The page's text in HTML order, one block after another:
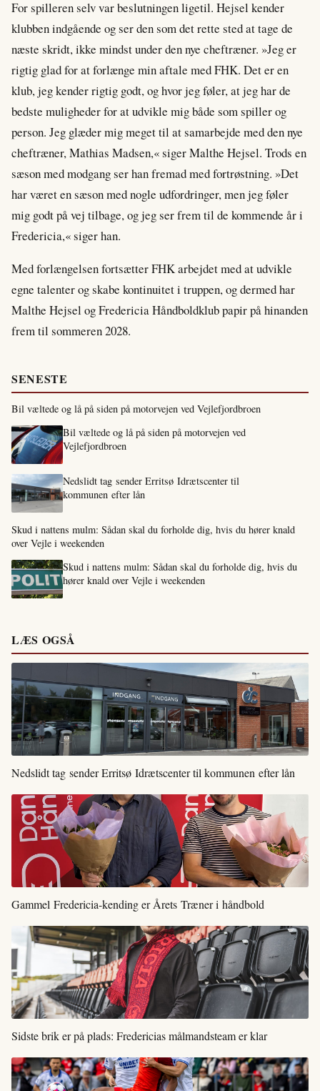
For spilleren selv var beslutningen ligetil. Hejsel kender
klubben indgående og ser den som det rette sted at tage de
næste skridt, ikke mindst under den nye cheftræner. »Jeg er
rigtig glad for at forlænge min aftale med FHK. Det er en
klub, jeg kender rigtig godt, og hvor jeg føler, at jeg har de
bedste muligheder for at udvikle mig både som spiller og
person. Jeg glæder mig meget til at samarbejde med den nye
cheftræner, Mathias Madsen,« siger Malthe Hejsel. Trods en
sæson med modgang ser han fremad med fortrøstning. »Det
har været en sæson med nogle udfordringer, men jeg føler
mig godt på vej tilbage, og jeg ser frem til de kommende år i
Fredericia,« siger han.
Med forlængelsen fortsætter FHK arbejdet med at udvikle
egne talenter og skabe kontinuitet i truppen, og dermed har
Malthe Hejsel og Fredericia Håndboldklub papir på hinanden
frem til sommeren 2028.
SENESTE
Bil væltede og lå på siden på motorvejen ved Vejlefjordbroen
Bil væltede og lå på siden på motorvejen ved
Vejlefjordbroen
Nedslidt tag sender Erritsø Idrætscenter til
kommunen efter lån
Skud i nattens mulm: Sådan skal du forholde dig, hvis du hører knald
over Vejle i weekenden
Skud i nattens mulm: Sådan skal du forholde dig, hvis du
hører knald over Vejle i weekenden
LÆS OGSÅ
Nedslidt tag sender Erritsø Idrætscenter til kommunen efter lån
Gammel Fredericia-kending er Årets Træner i håndbold
Sidste brik er på plads: Fredericias målmandsteam er klar